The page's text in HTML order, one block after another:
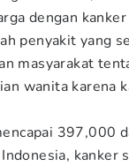
dengan
penyakit yang
masyarakat
wanita karena
397,000
kanker